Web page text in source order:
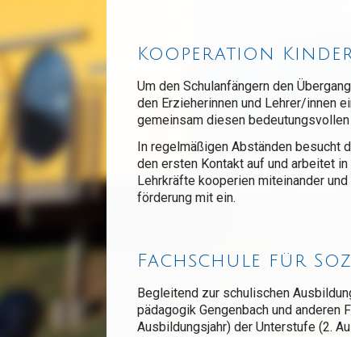
Kooperation
Um den Schulanfängern den
den Erzieherinnen und Lehrer/innen
gemeinsam diesen
In regelmäßigen Abständen besucht
den ersten Kontakt auf und arbeitet
Lehrkräfte kooperien miteinander
förderung mit ein.
Fachschule für
Begleitend zur schulischen
pädagogik Gengenbach und anderen
Ausbildungsjahr) der Unterstufe (2.